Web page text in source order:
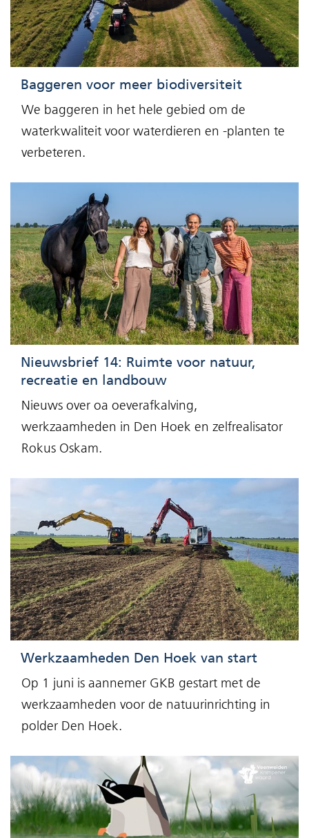
Baggeren voor meer biodiversiteit
We baggeren in het hele gebied om de
waterkwaliteit voor waterdieren en -planten te
verbeteren.
Nieuwsbrief 14: Ruimte voor natuur,
recreatie en landbouw
Nieuws over oa oeverafkalving,
werkzaamheden in Den Hoek en zelfrealisator
Rokus Oskam.
Werkzaamheden Den Hoek van start
Op 1 juni is aannemer GKB gestart met de
werkzaamheden voor de natuurinrichting in
polder Den Hoek.